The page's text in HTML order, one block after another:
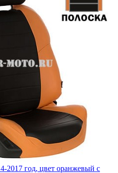
2017 год, цвет оранжевый с